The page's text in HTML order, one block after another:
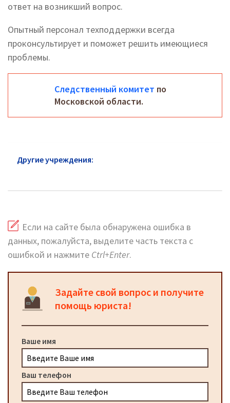
ответ на возникший вопрос.
Опытный персонал техподдержки всегда
проконсультирует и поможет решить имеющиеся
проблемы.
Следственный комитет по
Московской области.
Другие учреждения:
Если на сайте была обнаружена ошибка в
данных, пожалуйста, выделите часть текста с
ошибкой и нажмите Ctrl+Enter.
Задайте свой вопрос и получите
помощь юриста!
Ваше имя
Ваш телефон